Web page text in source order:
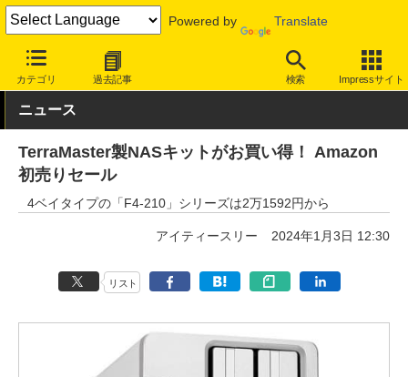
Powered by Translate
カテゴリ 過去記事 検索 Impressサイト
INTERNET Watch セール情報
ニュース
TerraMaster製NASキットがお買い得！ Amazon
初売りセール
4ベイタイプの「F4-210」シリーズは2万1592円から
アイティースリー 2024年1月3日 12:30
リスト